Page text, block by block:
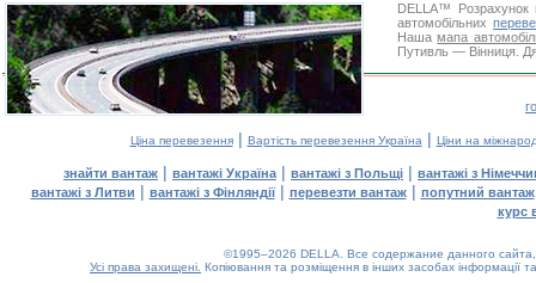
DELLA™
Розрахунок
автомобільних
Нашамапа
Путивль — Вінниця.
Ціна перевезення| Вартість перевезення Україна | Ціни на
знайти вантаж | вантажі Україна | вантажі з Польщі | вантажі з
вантажі з Литви | вантажі з Фінляндії| перевезти вантаж| попутний вантаж
курс
©1995–2026 DELLA. Все содержание данного
Усі права захищені. Копіювання та розміщення в інших засобах інформації